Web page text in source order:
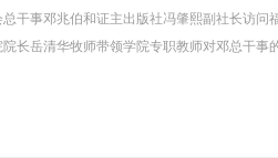
事邓兆伯和证主出版社冯肇熙副社长访问
长岳清华牧师带领学院专职教师对邓总干事